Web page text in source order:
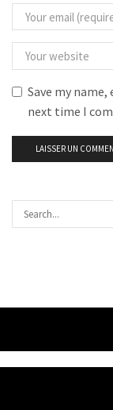
Save my
next time I